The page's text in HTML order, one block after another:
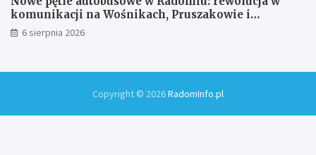
komunikacji na Wośnikach, Pruszakowie i
Zamłyniu
6 sierpnia 2026
Copyright © 2026RadomInfo.pl